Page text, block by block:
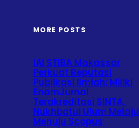
MORE POSTS
IAI STIBA Makassar
Perkuat Reputasi
Publikasi Ilmiah: Miliki
EnamJurnal
Terakreditasi SINTA,
Nukhbatul Ulum Melaju
Menuju Scopus